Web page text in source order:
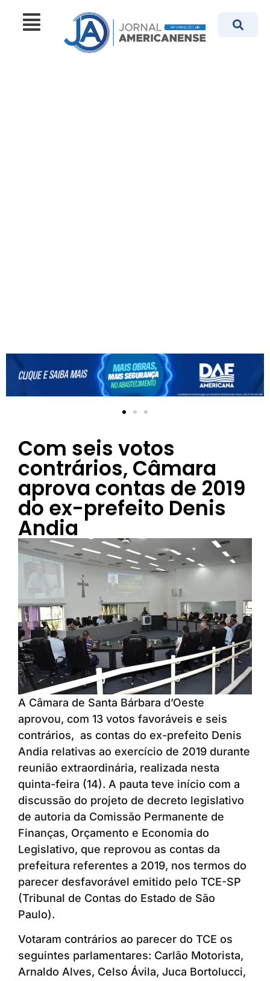
Com seis votos
contrários, Câmara
aprova contas de 2019
do ex-prefeito Denis
Andia
A Câmara de Santa Bárbara d’Oeste
aprovou, com 13 votos favoráveis e seis
contrários, as contas do ex-prefeito Denis
Andia relativas ao exercício de 2019 durante
reunião extraordinária, realizada nesta
quinta-feira (14). A pauta teve início com a
discussão do projeto de decreto legislativo
de autoria da Comissão Permanente de
Finanças, Orçamento e Economia do
Legislativo, que reprovou as contas da
prefeitura referentes a 2019, nos termos do
parecer desfavorável emitido pelo TCE-SP
(Tribunal de Contas do Estado de São
Paulo).
Votaram contrários ao parecer do TCE os
seguintes parlamentares: Carlão Motorista,
Arnaldo Alves, Celso Ávila, Juca Bortolucci,